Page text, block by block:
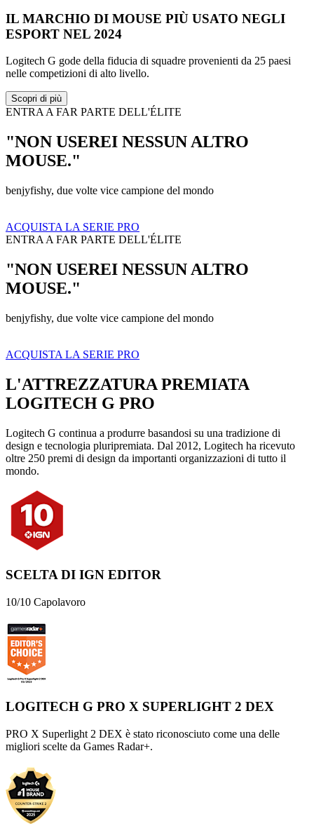
IL MARCHIO DI MOUSE PIÙ USATO NEGLI
ESPORT NEL 2024
Logitech G gode della fiducia di squadre provenienti da 25 paesi
nelle competizioni di alto livello.
Scopri di più
ENTRA A FAR PARTE DELL'ÉLITE
"NON USEREI NESSUN ALTRO
MOUSE."
benjyfishy, due volte vice campione del mondo
ACQUISTA LA SERIE PRO
ENTRA A FAR PARTE DELL'ÉLITE
"NON USEREI NESSUN ALTRO
MOUSE."
benjyfishy, due volte vice campione del mondo
ACQUISTA LA SERIE PRO
L'ATTREZZATURA PREMIATA
LOGITECH G PRO
Logitech G continua a produrre basandosi su una tradizione di
design e tecnologia pluripremiata. Dal 2012, Logitech ha ricevuto
oltre 250 premi di design da importanti organizzazioni di tutto il
mondo.
SCELTA DI IGN EDITOR
10/10 Capolavoro
LOGITECH G PRO X SUPERLIGHT 2 DEX
PRO X Superlight 2 DEX è stato riconosciuto come una delle
migliori scelte da Games Radar+.